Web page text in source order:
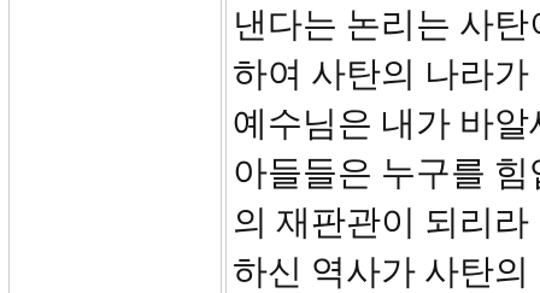
낸다는 논리는 사
하여 사탄의 나라
예수님은 내가 바
아들들은 누구를
의 재판관이 되리
하신 역사가 사탄